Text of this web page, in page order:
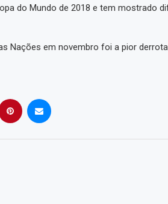
do Mundo de 2018 e tem mostrado
Nações em novembro foi a pior